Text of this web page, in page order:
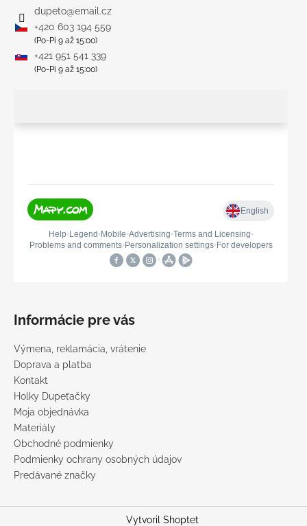
dupeto@email.cz
+420 603 194 559
(Po-Pi 9 až 15:00)
+421 951 541 339
(Po-Pi 9 až 15:00)
Informácie pre vás
Výmena, reklamácia, vrátenie
Doprava a platba
Kontakt
Holky Dupeťačky
Moja objednávka
Materiály
Obchodné podmienky
Podmienky ochrany osobných údajov
Predávané značky
Vytvoril Shoptet